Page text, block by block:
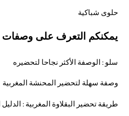
حلوى شباكية
يمكنكم التعرف على وصفات
سلو : الوصفة الأكثر نجاحا لتحضيره
وصفة سهلة لتحضير المحنشة المغربية
طريقة تحضير البقلاوة المغربية : الدليل